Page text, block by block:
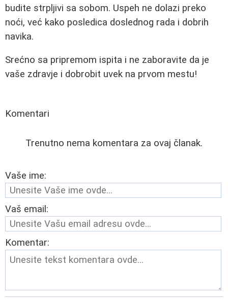
budite strpljivi sa sobom. Uspeh ne dolazi preko
noći, već kako posledica doslednog rada i dobrih
navika.
Srećno sa pripremom ispita i ne zaboravite da je
vaše zdravje i dobrobit uvek na prvom mestu!
Komentari
Trenutno nema komentara za ovaj članak.
Vaše ime:
Vaš email:
Komentar: